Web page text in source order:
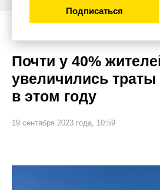
Почти у 40%
увеличились траты
в этом году
19 сентября 2023 года, 10:59
Подписаться